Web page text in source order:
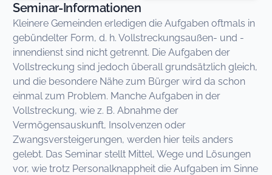
Seminar-Informationen
Kleinere Gemeinden erledigen die Aufgaben oftmals in
gebündelter Form, d. h. Vollstreckungsaußen- und -
innendienst sind nicht getrennt. Die Aufgaben der
Vollstreckung sind jedoch überall grundsätzlich gleich,
und die besondere Nähe zum Bürger wird da schon
einmal zum Problem. Manche Aufgaben in der
Vollstreckung, wie z. B. Abnahme der
Vermögensauskunft, Insolvenzen oder
Zwangsversteigerungen, werden hier teils anders
gelebt. Das Seminar stellt Mittel, Wege und Lösungen
vor, wie trotz Personalknappheit die Aufgaben im Sinne